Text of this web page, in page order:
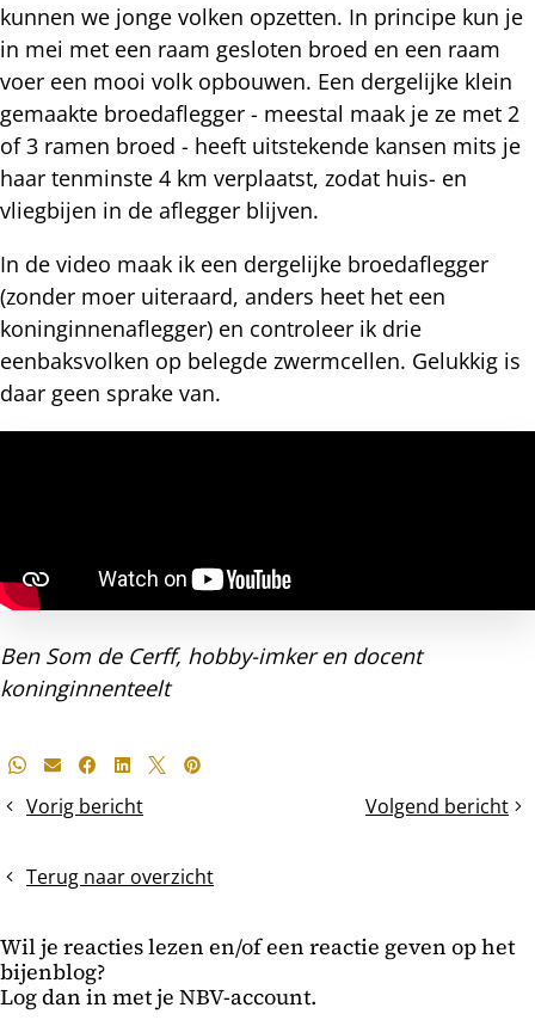
kunnen we jonge volken opzetten. In principe kun je
in mei met een raam gesloten broed en een raam
voer een mooi volk opbouwen. Een dergelijke klein
gemaakte broedaflegger - meestal maak je ze met 2
of 3 ramen broed - heeft uitstekende kansen mits je
haar tenminste 4 km verplaatst, zodat huis- en
vliegbijen in de aflegger blijven.
In de video maak ik een dergelijke broedaflegger
(zonder moer uiteraard, anders heet het een
koninginnenaflegger) en controleer ik drie
eenbaksvolken op belegde zwermcellen. Gelukkig is
daar geen sprake van.
Ben Som de Cerff, hobby-imker en docent
koninginnenteelt
Deel
bericht
Whatsapp
E-mailFacebook
LinkedIn
X Pinterest
Vorig bericht
De
in
Volgend bericht
Koninginnenteelt
Terug naar overzicht
Wil je reacties lezen en/of een reactie geven op het
bijenblog?
Log dan in met je NBV-account.